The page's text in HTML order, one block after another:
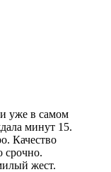
уже в самом
минут 15.
Качество
срочно.
жест.